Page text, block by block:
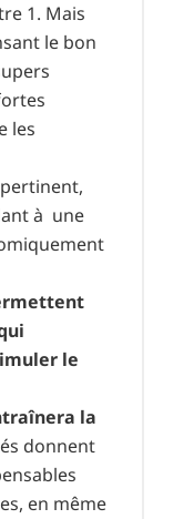
1. Mais
le bon
les
à une
le
la
donnent
en même